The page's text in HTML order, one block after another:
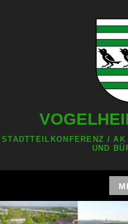
STADTTEILKONFERENZ / AK
UND
Zum
Inhalt